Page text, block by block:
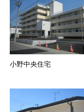
小野中央住宅